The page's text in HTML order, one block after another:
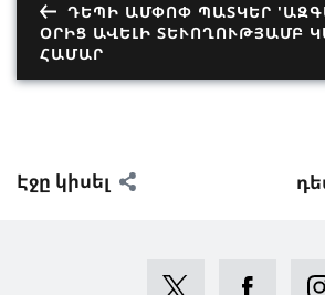
ԴԵՊԻ ԱՄՓՈՓ ՊԱՏԿԵՐ
ՕՐԻՑ ԱՎԵԼԻ ՏԵՒՈՂՈՒԹՅԱՄԲ
ԱՄԱՐ
Էջը կիսել